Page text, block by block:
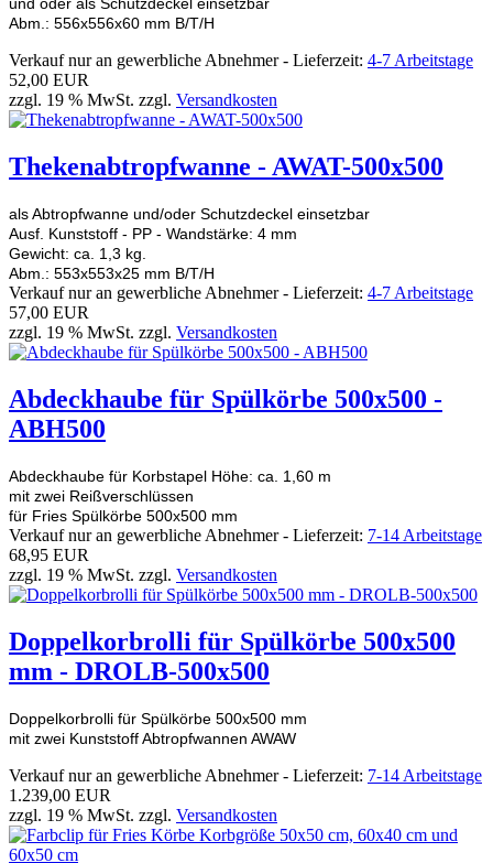
Abm.: 556x556x60 mm B/T/H
Verkauf nur an gewerbliche Abnehmer - Lieferzeit: 4-7 Arbeitstage
52,00 EUR
zzgl. 19 % MwSt. zzgl. Versandkosten
Thekenabtropfwanne - AWAT-500x500
als Abtropfwanne und/oder Schutzdeckel einsetzbar
Ausf. Kunststoff - PP - Wandstärke: 4 mm
Gewicht: ca. 1,3 kg.
Abm.: 553x553x25 mm B/T/H
Verkauf nur an gewerbliche Abnehmer - Lieferzeit: 4-7 Arbeitstage
57,00 EUR
zzgl. 19 % MwSt. zzgl. Versandkosten
Abdeckhaube für Spülkörbe 500x500 -
ABH500
Abdeckhaube für Korbstapel Höhe: ca. 1,60 m
mit zwei Reißverschlüssen
für Fries Spülkörbe 500x500 mm
Verkauf nur an gewerbliche Abnehmer - Lieferzeit: 7-14 Arbeitstage
68,95 EUR
zzgl. 19 % MwSt. zzgl. Versandkosten
Doppelkorbrolli für Spülkörbe 500x500
mm - DROLB-500x500
Doppelkorbrolli für Spülkörbe 500x500 mm
mit zwei Kunststoff Abtropfwannen AWAW
Verkauf nur an gewerbliche Abnehmer - Lieferzeit: 7-14 Arbeitstage
1.239,00 EUR
zzgl. 19 % MwSt. zzgl. Versandkosten